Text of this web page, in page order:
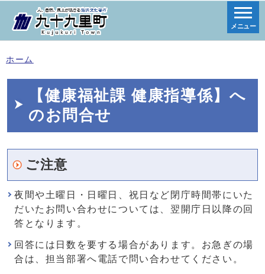
メニュー
ホーム
【健康福祉課 健康指導係】へ
のお問合せ
ご注意
夜間や土曜日・日曜日、祝日など閉庁時間帯にいた
だいたお問い合わせについては、翌開庁日以降の回
答となります。
回答には日数を要する場合があります。お急ぎの場
合は、担当部署へ電話で問い合わせてください。